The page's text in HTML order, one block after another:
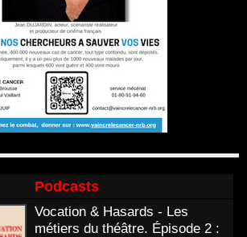
Podcasts
Vocation & Hasards - Les
métiers du théâtre. Épisode 2 :